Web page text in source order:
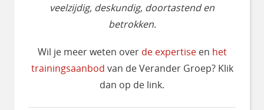
veelzijdig, deskundig, doortastend en
betrokken.
Wil je meer weten over de expertiseen het
trainingsaanbod van de Verander Groep? Klik
dan op de link.